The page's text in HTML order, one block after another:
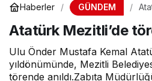
Haberler GÜNDEM
Atatürk Mezitli’de
Ulu Önder Mustafa Kemal
yıldönümünde, Mezitli
törende anıldı.Zabıta